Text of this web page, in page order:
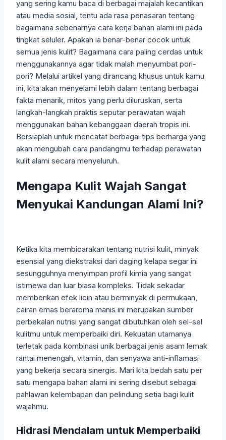
yang sering kamu baca di berbagai majalah kecantikan
atau media sosial, tentu ada rasa penasaran tentang
bagaimana sebenarnya cara kerja bahan alami ini pada
tingkat seluler. Apakah ia benar-benar cocok untuk
semua jenis kulit? Bagaimana cara paling cerdas untuk
menggunakannya agar tidak malah menyumbat pori-
pori? Melalui artikel yang dirancang khusus untuk kamu
ini, kita akan menyelami lebih dalam tentang berbagai
fakta menarik, mitos yang perlu diluruskan, serta
langkah-langkah praktis seputar perawatan wajah
menggunakan bahan kebanggaan daerah tropis ini.
Bersiaplah untuk mencatat berbagai tips berharga yang
akan mengubah cara pandangmu terhadap perawatan
kulit alami secara menyeluruh.
Mengapa Kulit Wajah Sangat
Menyukai Kandungan Alami Ini?
Ketika kita membicarakan tentang nutrisi kulit, minyak
esensial yang diekstraksi dari daging kelapa segar ini
sesungguhnya menyimpan profil kimia yang sangat
istimewa dan luar biasa kompleks. Tidak sekadar
memberikan efek licin atau berminyak di permukaan,
cairan emas beraroma manis ini merupakan sumber
perbekalan nutrisi yang sangat dibutuhkan oleh sel-sel
kulitmu untuk memperbaiki diri. Kekuatan utamanya
terletak pada kombinasi unik berbagai jenis asam lemak
rantai menengah, vitamin, dan senyawa anti-inflamasi
yang bekerja secara sinergis. Mari kita bedah satu per
satu mengapa bahan alami ini sering disebut sebagai
pahlawan kelembapan dan pelindung setia bagi kulit
wajahmu.
Hidrasi Mendalam untuk Memperbaiki